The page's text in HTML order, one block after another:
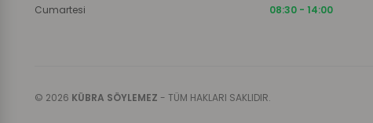
Cumartesi
08:30 - 14:00
© 2026 KÜBRA SÖYLEMEZ - TÜM HAKLARI SAKLIDIR.